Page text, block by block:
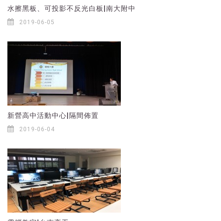
水擦黑板、可投影不反光白板|南大附中
2019-06-05
新營高中活動中心|隔間佈置
2019-06-04